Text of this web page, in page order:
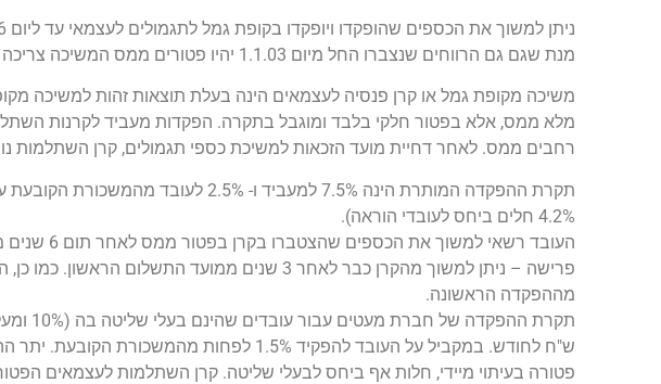
מנת שגם גם הרווחים שנצברו החל מיום 1.1.03 יהיו פטורים ממס המשיכה צריכה להתבצע אחרי גיל הפרישה.
משיכה מקופת גמל או קרן פנסיה לעצמאים הינה בעלת תוצאות זהות למשיכה
מלא ממס, אלא בפטור חלקי בלבד ומוגבל בתקרה. הפקדות מעביד לקרנות
רחבים ממס. לאחר דחיית מועד הזכאות למשיכת כספי תגמולים, קרן השתלמות
4.2% חלים ביחס לעובדי הוראה).
העובד
מההפקדה הראשונה.
פטורה בעיתוי מיידי, חלות אף ביחס לבעלי שליטה. קרן השתלמות לעצמאים